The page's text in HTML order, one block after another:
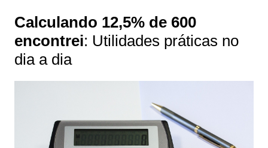
Calculando 12,5% de 600
encontrei: Utilidades práticas no
dia a dia